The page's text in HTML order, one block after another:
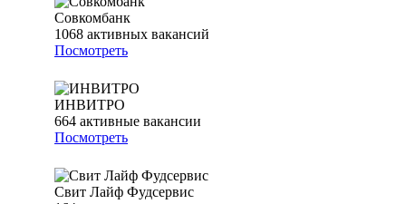
Совкомбанк
1068 активных вакансий
Посмотреть
ИНВИТРО
664 активные вакансии
Посмотреть
Свит Лайф Фудсервис